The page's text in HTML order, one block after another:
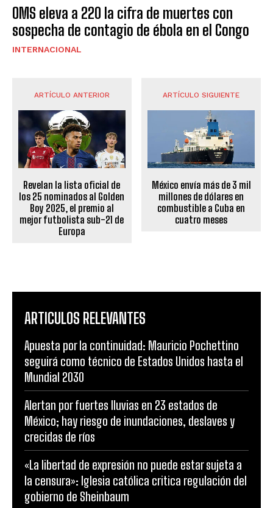
OMS eleva a 220 la cifra de muertes con
sospecha de contagio de ébola en el Congo
INTERNACIONAL
ARTÍCULO ANTERIOR
Revelan la lista oficial de
los 25 nominados al Golden
Boy 2025, el premio al
mejor futbolista sub-21 de
Europa
ARTÍCULO SIGUIENTE
México envía más de 3 mil
millones de dólares en
combustible a Cuba en
cuatro meses
ARTICULOS RELEVANTES
Apuesta por la continuidad: Mauricio Pochettino
seguirá como técnico de Estados Unidos hasta el
Mundial 2030
Alertan por fuertes lluvias en 23 estados de
México; hay riesgo de inundaciones, deslaves y
crecidas de ríos
«La libertad de expresión no puede estar sujeta a
la censura»: Iglesia católica critica regulación del
gobierno de Sheinbaum